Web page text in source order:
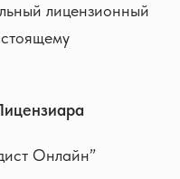
лицензионный
Онлайн”